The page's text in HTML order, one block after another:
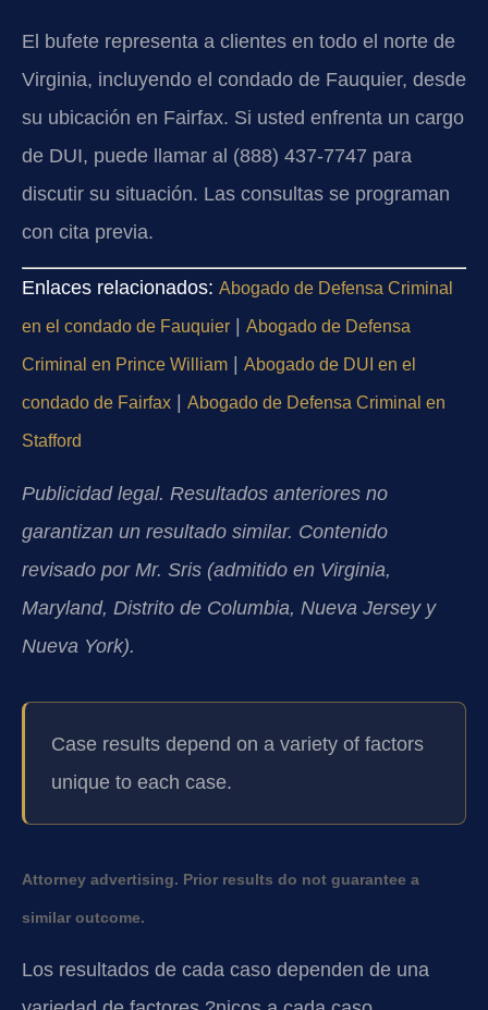
El bufete representa a clientes en todo el norte de
Virginia, incluyendo el condado de Fauquier, desde
su ubicación en Fairfax. Si usted enfrenta un cargo
de DUI, puede llamar al (888) 437-7747 para
discutir su situación. Las consultas se programan
con cita previa.
Enlaces relacionados: Abogado de Defensa Criminal
en el condado de Fauquier | Abogado de Defensa
Criminal en Prince William | Abogado de DUI en el
condado de Fairfax | Abogado de Defensa Criminal en
Stafford
Publicidad legal. Resultados anteriores no
garantizan un resultado similar. Contenido
revisado por Mr. Sris (admitido en Virginia,
Maryland, Distrito de Columbia, Nueva Jersey y
Nueva York).
Case results depend on a variety of factors
unique to each case.
Attorney advertising. Prior results do not guarantee a
similar outcome.
Los resultados de cada caso dependen de una